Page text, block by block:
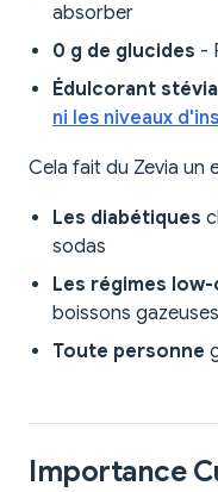
absorber
0 g de glucides -
Édulcorant stévia
ni les niveaux
Cela fait du Zevia un
Les diabétiques
sodas
Les régimes
boissons gazeuses
Toute personne
Importance